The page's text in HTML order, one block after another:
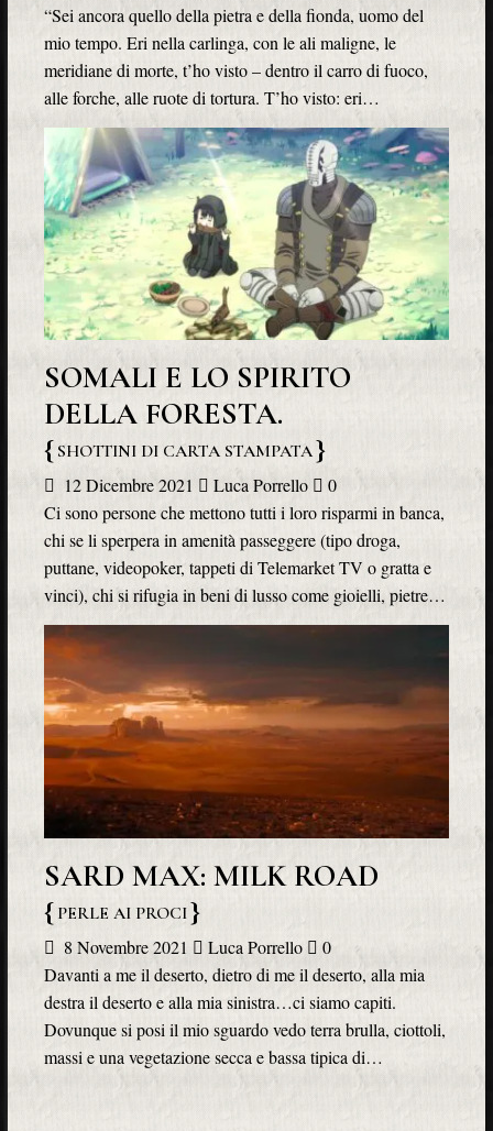
“Sei ancora quello della pietra e della fionda, uomo del
mio tempo. Eri nella carlinga, con le ali maligne, le
meridiane di morte, t’ho visto – dentro il carro di fuoco,
alle forche, alle ruote di tortura. T’ho visto: eri…
SOMALI E LO SPIRITO
DELLA FORESTA.
SHOTTINI DI CARTA STAMPATA
12 Dicembre 2021 Luca Porrello
0
Ci sono persone che mettono tutti i loro risparmi in banca,
chi se li sperpera in amenità passeggere (tipo droga,
puttane, videopoker, tappeti di Telemarket TV o gratta e
vinci), chi si rifugia in beni di lusso come gioielli, pietre…
SARD MAX: MILK ROAD
PERLE AI PROCI
8 Novembre 2021 Luca Porrello
0
Davanti a me il deserto, dietro di me il deserto, alla mia
destra il deserto e alla mia sinistra…ci siamo capiti.
Dovunque si posi il mio sguardo vedo terra brulla, ciottoli,
massi e una vegetazione secca e bassa tipica di…